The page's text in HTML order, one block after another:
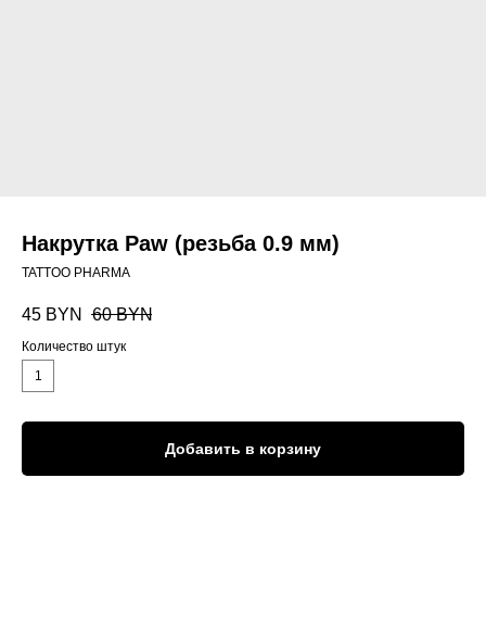
Накрутка Paw (резьба 0.9 мм)
TATTOO PHARMA
45 BYN 60 BYN
Количество штук
1
Добавить в корзину